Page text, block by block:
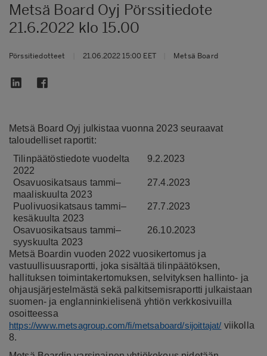
Metsä Board Oyj Pörssitiedote
21.6.2022 klo 15.00
Pörssitiedotteet 21.06.2022 15:00 EET Metsä Board
Metsä Board Oyj julkistaa vuonna 2023 seuraavat
taloudelliset raportit:
Tilinpäätöstiedote vuodelta
2022
9.2.2023
Osavuosikatsaus tammi–
maaliskuulta 2023
27.4.2023
Puolivuosikatsaus tammi–
kesäkuulta 2023
27.7.2023
Osavuosikatsaus tammi–
syyskuulta 2023
26.10.2023
Metsä Boardin vuoden 2022 vuosikertomus ja
vastuullisuusraportti, joka sisältää tilinpäätöksen,
hallituksen toimintakertomuksen, selvityksen hallinto- ja
ohjausjärjestelmästä sekä palkitsemisraportti julkaistaan
suomen- ja englanninkielisenä yhtiön verkkosivuilla
osoitteessa
https://www.metsagroup.com/fi/metsaboard/sijoittajat/ viikolla
8.